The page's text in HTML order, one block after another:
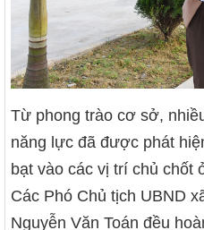
Từ phong trào cơ sở,
năng lực đã được phát
bạt vào các vị trí chủ chốt
Các Phó Chủ tịch UBND
Nguyễn Văn Toán đều